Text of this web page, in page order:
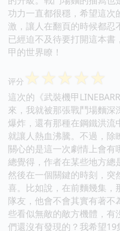
功力一直都很穩，希望這次
激，讓人在翻頁的時候都忍
已經迫不及待要打開這本
甲的世界瞭！
评分 ☆☆☆☆☆
這次的《武裝機甲
來，我就被那張戰鬥場麵深
爆炸，還有那種在鋼鐵洪流
就讓人熱血沸騰。不過，除
關心的是這一次劇情上會有
總覺得，作者在某些地方總
然後在一個關鍵的時刻，突
喜。比如說，在前麵幾集，
隊友，他會不會其實有著不
些看似無敵的敵方機體，有
們還沒有發現的？我希望